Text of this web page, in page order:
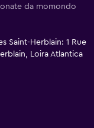
da momondo
Saint-Herblain: 1 Rue
Loira Atlantica